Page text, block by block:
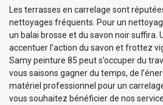
Les terrasses en carrelage sont
nettoyages fréquents. Pour un
un balai brosse et du savon noir suffira.
accentuer l’action du savon et frottez
Samy peinture 85 peut s’occuper du
vous saisons gagner du temps, de
matériel professionnel pour un
vous souhaitez bénéficier de nos